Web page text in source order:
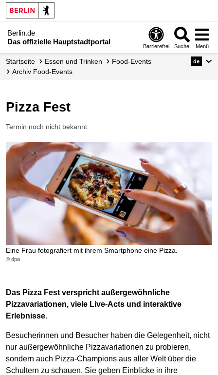
Berlin.de
Das offizielle Hauptstadtportal
Barrierefrei Suche Menü
Startseite Essen und Trinken
Food-Events
Archiv Food-Events
de
Pizza Fest
Termin noch nicht bekannt
Eine Frau fotografiert mit ihrem Smartphone eine Pizza.
© dpa
Das Pizza Fest verspricht außergewöhnliche
Pizzavariationen, viele Live-Acts und interaktive
Erlebnisse.
Besucherinnen und Besucher haben die Gelegenheit, nicht
nur außergewöhnliche Pizzavariationen zu probieren,
sondern auch Pizza-Champions aus aller Welt über die
Schultern zu schauen. Sie geben Einblicke in ihre